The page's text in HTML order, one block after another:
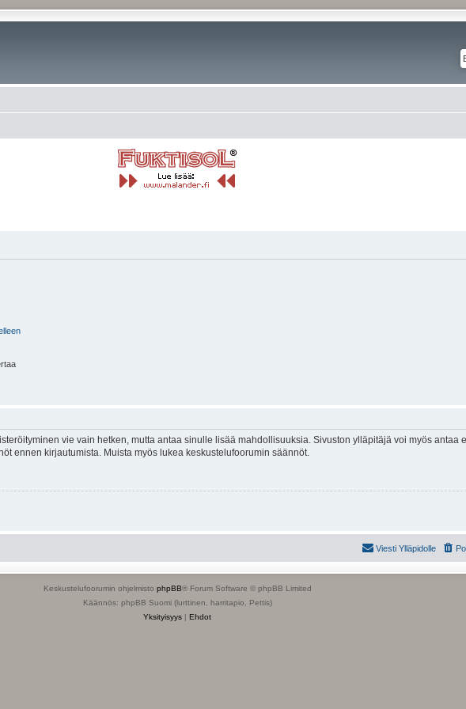
vie vain hetken, mutta antaa sinulle lisää mahdollisuuksia. Sivuston ylläpitäjä voi myös antaa
ennen kirjautumista. Muista myös lukea keskustelufoorumin säännöt.
Viesti Ylläpidolle
Keskustelufoorumin ohjelmisto phpBB® Forum Software © phpBB Limited
Käännös: phpBB Suomi (lurttinen, harritapio, Pettis)
Yksityisyys | Ehdot